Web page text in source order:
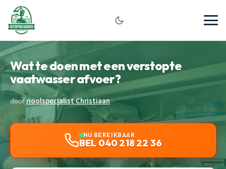
Wat te doen met een verstopte
vaatwasser afvoer?
doorrioolspecialist Christiaan·
NU BEREIKBAAR
BEL 040 218 22 36